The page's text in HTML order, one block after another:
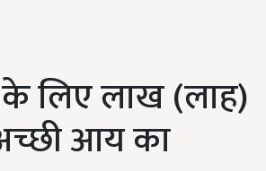
लिए लाख (लाह)
आय का